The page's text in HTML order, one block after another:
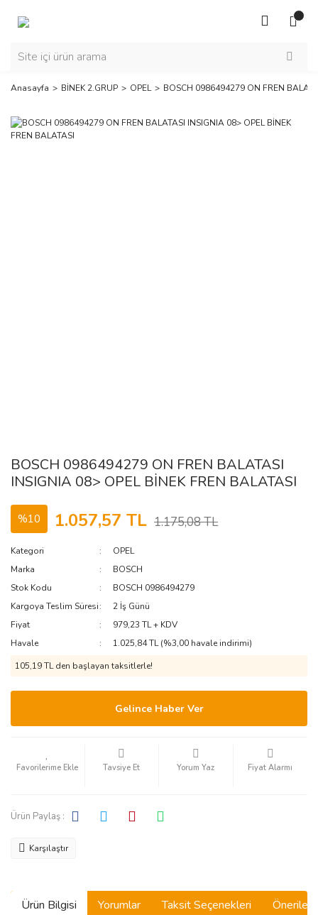
Anasayfa BİNEK 2.GRUP OPEL BOSCH 0986494279 ON FREN
BOSCH 0986494279 ON FREN BALATASI
INSIGNIA 08> OPEL BİNEK FREN BALATASI
%10 1.057,57 TL 1.175,08 TL
Kategori
OPEL
Marka
BOSCH
Stok Kodu
BOSCH 0986494279
Kargoya Teslim Süresi
2 İş Günü
Fiyat
979,23 TL + KDV
Havale
1.025,84 TL (%3,00 havale indirimi)
105,19 TL den başlayan taksitlerle!
Gelince Haber Ver
Tavsiye Et Yorum Yaz Fiyat Alarmı
Ürün Paylaş :
Karşılaştır
Ürün Bilgisi Yorumlar Taksit Seçenekleri